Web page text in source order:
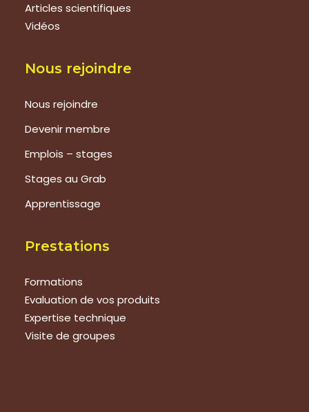
Articles scientifiques
Vidéos
Nous rejoindre
Nous rejoindre
Devenir membre
Emplois – stages
Stages au Grab
Apprentissage
Prestations
Formations
Evaluation de vos produits
Expertise technique
Visite de groupes